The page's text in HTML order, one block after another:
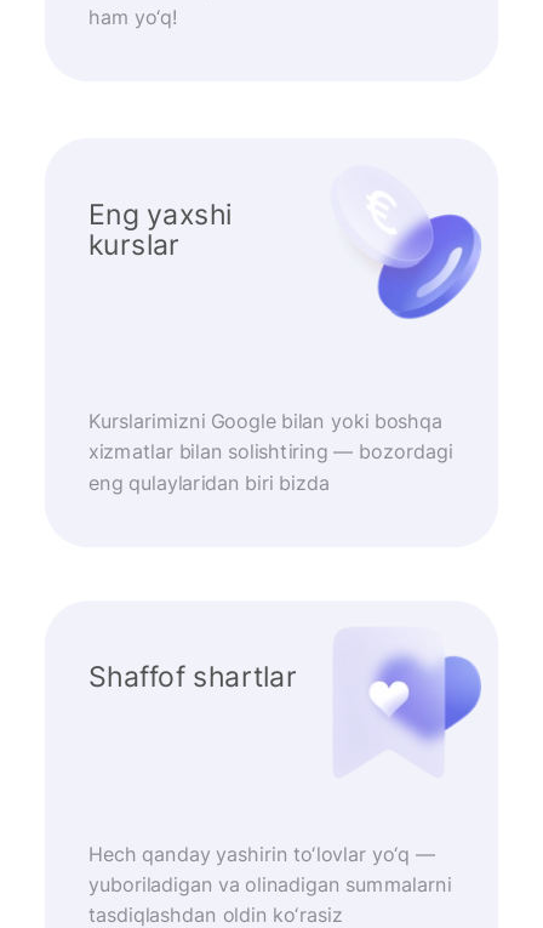
ham yo‘q!
Eng yaxshi
kurslar
Kurslarimizni Google bilan yoki boshqa
xizmatlar bilan solishtiring — bozordagi
eng qulaylaridan biri bizda
Shaffof shartlar
Hech qanday yashirin to‘lovlar yo‘q —
yuboriladigan va olinadigan summalarni
tasdiqlashdan oldin ko‘rasiz